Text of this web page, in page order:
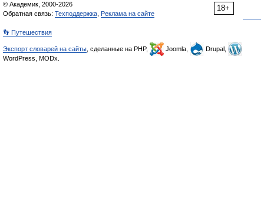
18+
© Академик, 2000-2026
Обратная связь: Техподдержка Реклама на сайте
👣 Путешествия
Экспорт словарей на сайты , сделанные на PHP, Joomla,
Drupal,
WordPress, MODx.